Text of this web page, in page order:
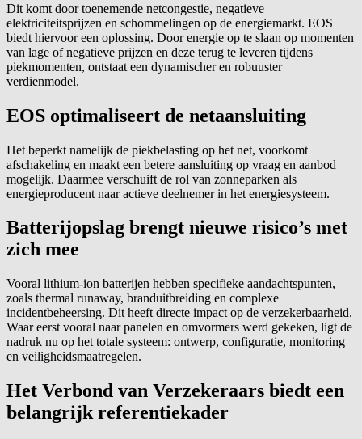
Dit komt door toenemende netcongestie, negatieve
elektriciteitsprijzen en schommelingen op de energiemarkt. EOS
biedt hiervoor een oplossing. Door energie op te slaan op momenten
van lage of negatieve prijzen en deze terug te leveren tijdens
piekmomenten, ontstaat een dynamischer en robuuster
verdienmodel.
EOS optimaliseert de netaansluiting
Het beperkt namelijk de piekbelasting op het net, voorkomt
afschakeling en maakt een betere aansluiting op vraag en aanbod
mogelijk. Daarmee verschuift de rol van zonneparken als
energieproducent naar actieve deelnemer in het energiesysteem.
Batterijopslag brengt nieuwe risico’s met
zich mee
Vooral lithium-ion batterijen hebben specifieke aandachtspunten,
zoals thermal runaway, branduitbreiding en complexe
incidentbeheersing. Dit heeft directe impact op de verzekerbaarheid.
Waar eerst vooral naar panelen en omvormers werd gekeken, ligt de
nadruk nu op het totale systeem: ontwerp, configuratie, monitoring
en veiligheidsmaatregelen.
Het Verbond van Verzekeraars biedt een
belangrijk referentiekader